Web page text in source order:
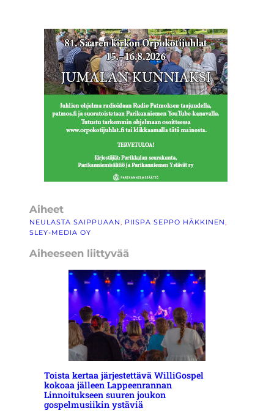
Aiheet
NEULASTA SAIPPUAAN PIISPA SEPPO HÄKKINEN
SLEY-MEDIA OY
Aiheeseen liittyvää
Toista kertaa järjestettävä WilliGospel
kokoaa jälleen Lappeenrannan
Linnoitukseen suuren joukon
gospelmusiikin ystäviä